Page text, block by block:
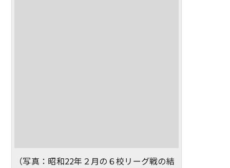
（写真：昭和22年２月の６校リーグ戦の結